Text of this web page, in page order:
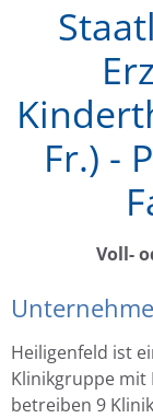
Fr.) -
Voll-
Heiligenfeld ist
Klinikgruppe mit
betreiben 9